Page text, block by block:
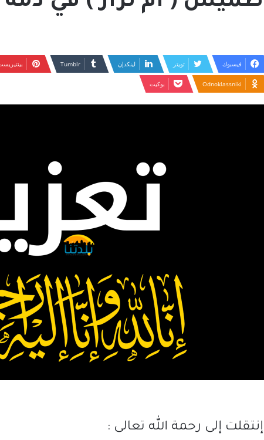
فيسبوك تويتر لينكدإن
Odnoklassniki بوكيت
إنتقلت إلى رحمة الله تعالى :